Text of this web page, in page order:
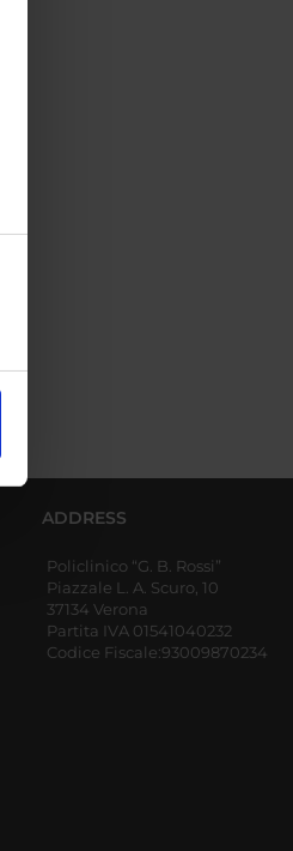
ADDRESS
Policlinico “G. B. Rossi”
Piazzale L. A. Scuro, 10
37134 Verona
Partita IVA 01541040232
Codice Fiscale:93009870234